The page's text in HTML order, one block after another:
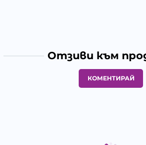
Отзиви към
КОМЕНТИРАЙ